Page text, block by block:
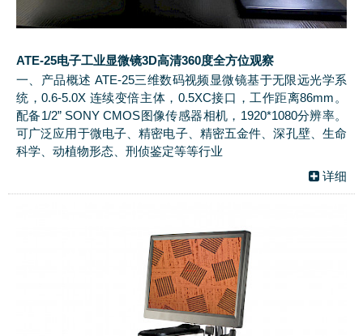
ATE-25电子工业显微镜3D高清360度全方位观察
一、产品概述 ATE-25三维数码视频显微镜基于无限远光学系
统，0.6-5.0X 连续变倍主体，0.5XC接口，工作距离86mm。
配备1/2” SONY CMOS图像传感器相机，1920*1080分辨率。
可广泛应用于微电子、精密电子、精密五金件、深孔壁、生命
科学、动植物形态、刑侦鉴定等等行业
详细